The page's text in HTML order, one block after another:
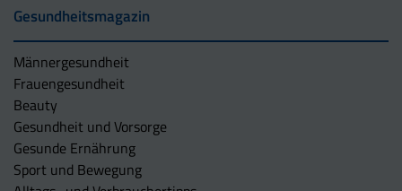
Gesundheitsmagazin
Männergesundheit
Frauengesundheit
Beauty
Gesundheit und Vorsorge
Gesunde Ernährung
Sport und Bewegung